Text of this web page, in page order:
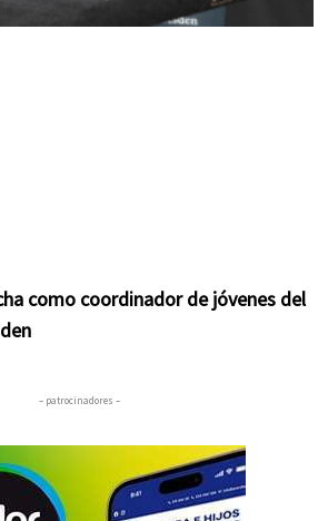
como coordinador de jóvenes del
– patrocinadores –